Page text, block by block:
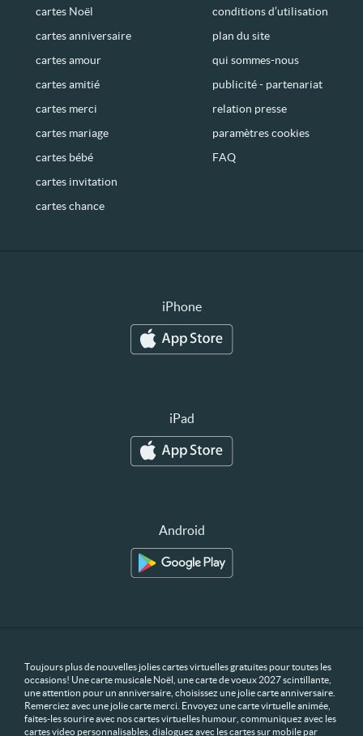
cartes Noël
cartes anniversaire
cartes amour
cartes amitié
cartes merci
cartes mariage
cartes bébé
cartes invitation
cartes chance
conditions d’utilisation
plan du site
qui sommes-nous
publicité - partenariat
relation presse
paramètres cookies
FAQ
iPhone
iPad
Android
Toujours plus de nouvelles jolies cartes virtuelles gratuites pour toutes les
occasions! Une carte musicale Noël, une carte de voeux 2027 scintillante,
une attention pour un anniversaire, choisissez une jolie carte anniversaire.
Remerciez avec une jolie carte merci. Envoyez une carte virtuelle animée,
faites-les sourire avec nos cartes virtuelles humour, communiquez avec les
cartes video personnalisables, dialoguez avec les cartes sur mobile par